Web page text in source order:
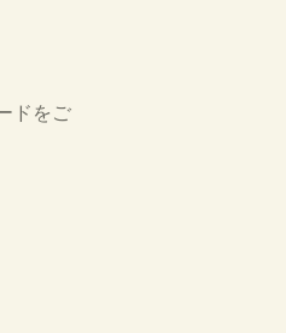
ドをご